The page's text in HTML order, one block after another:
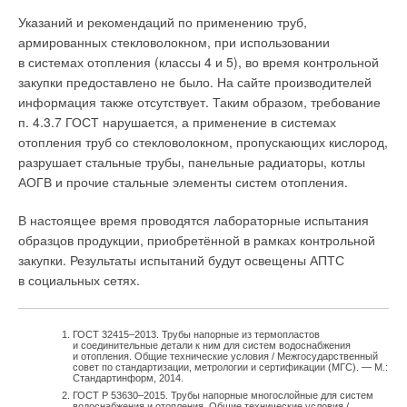
Указаний и рекомендаций по применению труб,
армированных стекловолокном, при использовании
в системах отопления (классы 4 и 5), во время контрольной
закупки предоставлено не было. На сайте производителей
информация также отсутствует. Таким образом, требование
п. 4.3.7 ГОСТ нарушается, а применение в системах
отопления труб со стекловолокном, пропускающих кислород,
разрушает стальные трубы, панельные радиаторы, котлы
АОГВ и прочие стальные элементы систем отопления.
В настоящее время проводятся лабораторные испытания
образцов продукции, приобретённой в рамках контрольной
закупки. Результаты испытаний будут освещены АПТС
в социальных сетях.
ГОСТ 32415–2013. Трубы напорные из термопластов
и соединительные детали к ним для систем водоснабжения
и отопления. Общие технические условия / Межгосударственный
совет по стандартизации, метрологии и сертификации (МГС). — М.:
Стандартинформ, 2014.
ГОСТ Р 53630–2015. Трубы напорные многослойные для систем
OPEX на 8%. Общий экономический эффект — 12 млн руб. В
2019 году данный объект был награждён архитектурной
премией города Москвы за лучшее
архитектурноградостроительное решение объекта
многофункционального назначения.
Кстати, на нужды унитаза расходуется примерно 30%
потребляемой одной квартирой холодной воды. Поэтому
финансовый ущерб не так существенен по сравнению
с улучшением качества смыва. Кстати, объём заполнения
смывного бачка определяется высотой перелива спускной
арматуры. За рубежом с целью упрощения конструкции
переливную трубу делают цельной и высотой примерно
230–260 мм с разметкой, позволяющей её обрезать сверху,
если смывной бачок, в котором труба перелива требуется
большей высоты, например, 300 мм. В России трубу
перелива обычно делают составной телескопической,
благодаря чему она годна для смывных бачков любой
высоты.